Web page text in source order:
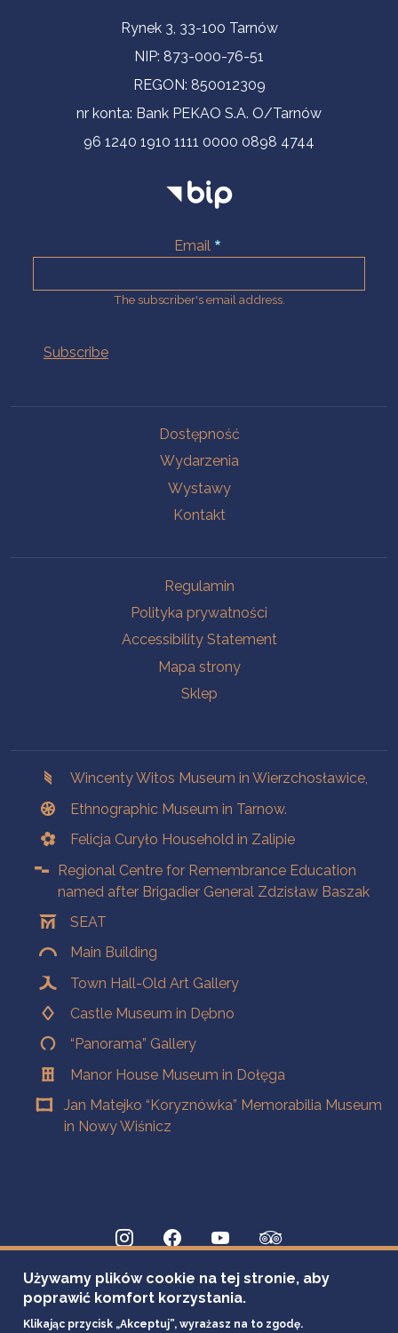
Contact InformationRynek 3, 33-100 Tarnów
NIP: 873-000-76-51
REGON: 850012309
nr konta: Bank PEKAO S.A. O/Tarnów
96 1240 1910 1111 0000 0898 4744
Email
The subscriber's email address.
Dostępność
Wydarzenia
Wystawy
Kontakt
Regulamin
Polityka prywatności
Accessibility Statement
Mapa strony
Sklep
Wincenty Witos Museum in Wierzchosławice,
Ethnographic Museum in Tarnow.
Felicja Curyło Household in Zalipie
Regional Centre for Remembrance Education
named after Brigadier General Zdzisław Baszak
SEAT
Main Building
Town Hall-Old Art Gallery
Castle Museum in Dębno
“Panorama” Gallery
Manor House Museum in Dołęga
Jan Matejko “Koryznówka” Memorabilia Museum
in Nowy Wiśnicz
Używamy plików cookie na tej stronie, aby
poprawić komfort korzystania.
Klikając przycisk „Akceptuj”, wyrażasz na to zgodę.